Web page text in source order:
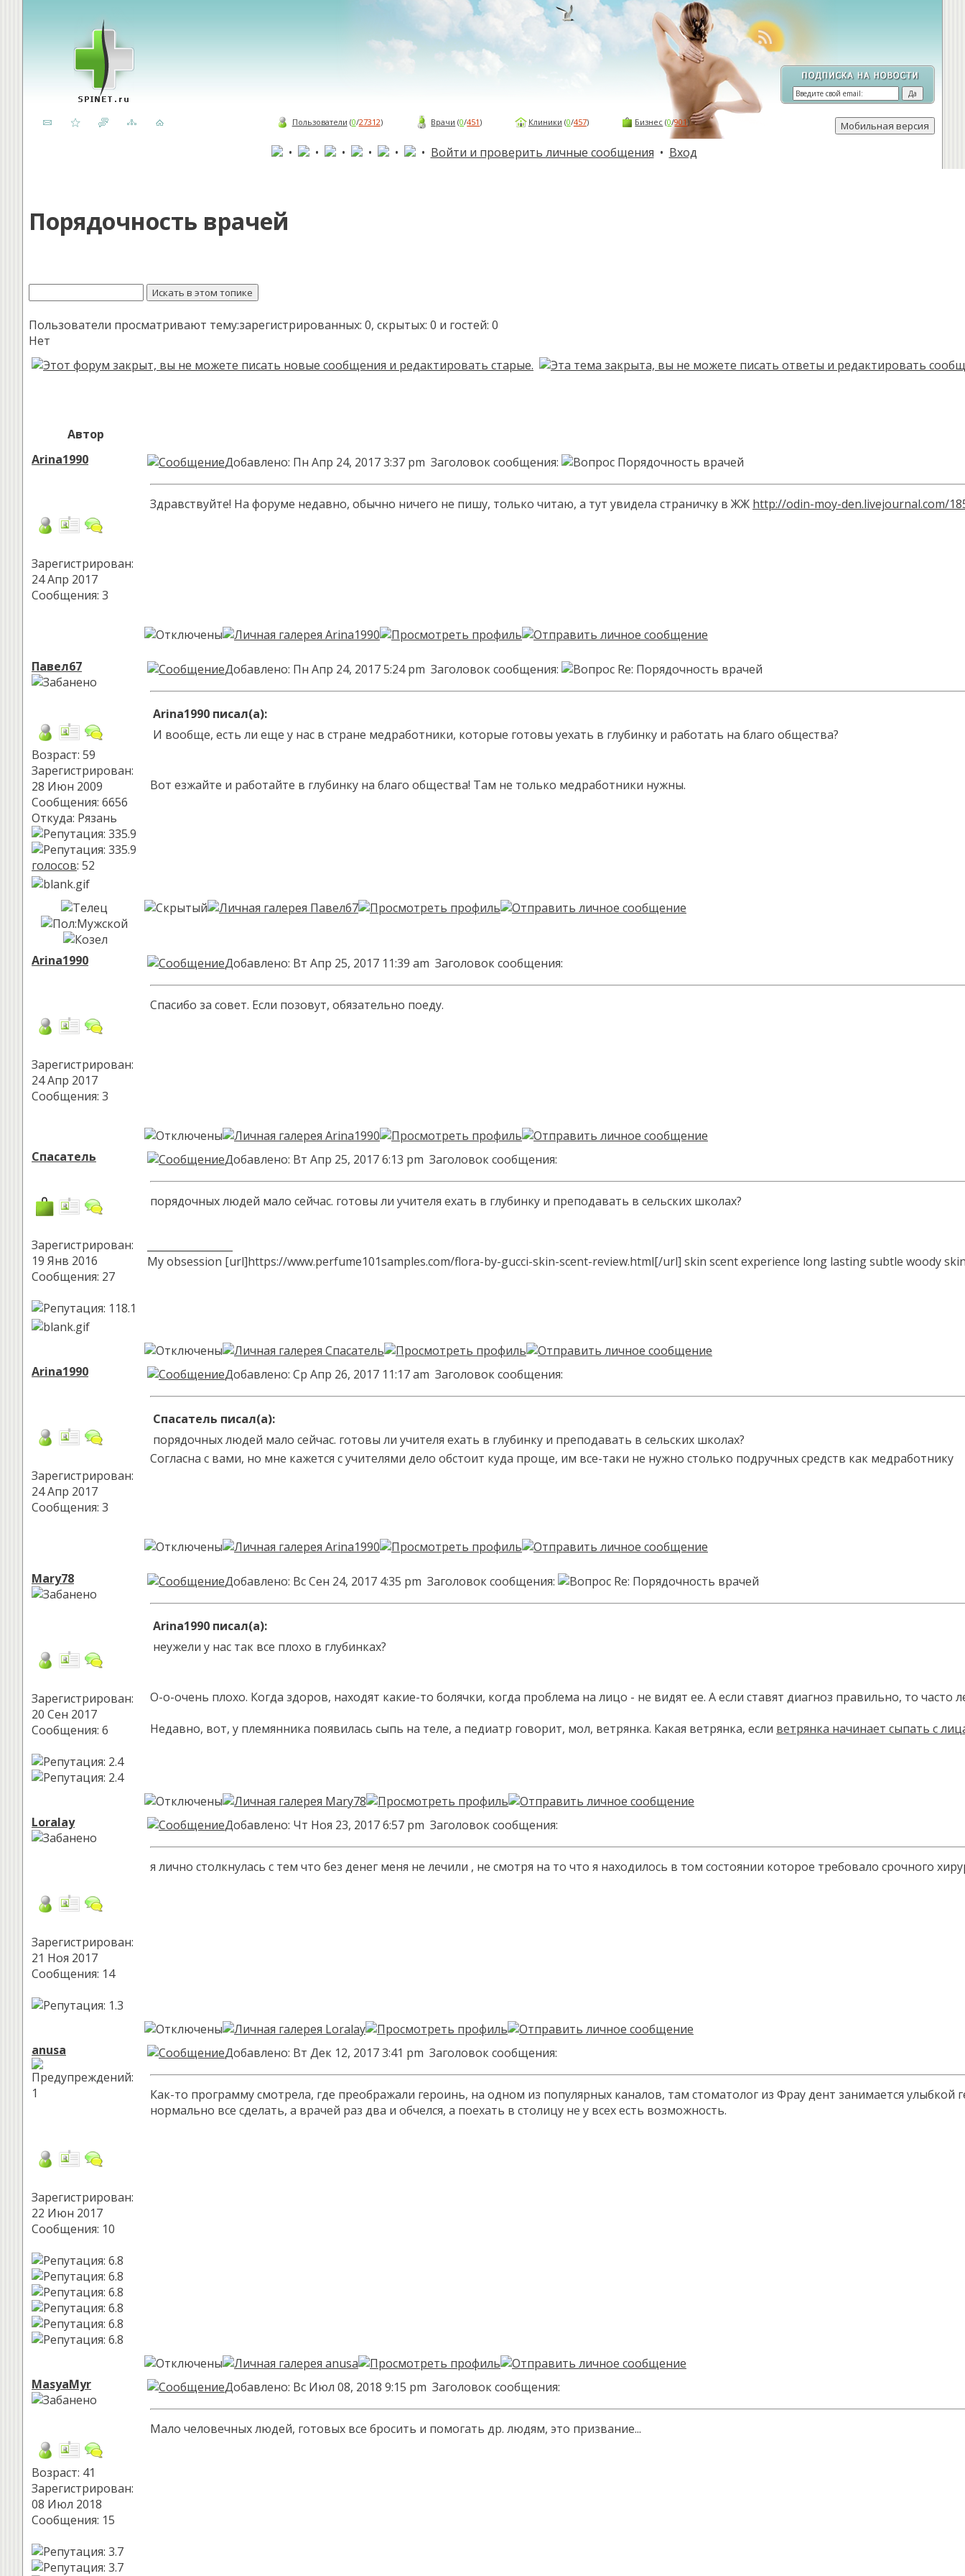
Пользователи (0/27312) Врачи (0/451) Клиники (0/457) Бизнес (0/901)
• • • • • • Войти и проверить личные сообщения • Вход
Порядочность врачей
Пользователи просматривают тему:зарегистрированных: 0, скрытых: 0 и гостей: 0
Нет
Автор
Arina1990
Зарегистрирован:
24 Апр 2017
Сообщения: 3
Добавлено: Пн Апр 24, 2017 3:37 pm Заголовок сообщения: Порядочность врачей
Здравствуйте! На форуме недавно, обычно ничего не пишу, только читаю, а тут увидела страничку в ЖЖ http://odin-moy-den.livejournal.com/
Павел67
Возраст: 59
Зарегистрирован:
28 Июн 2009
Сообщения: 6656
Откуда: Рязань
голосов: 52
Добавлено: Пн Апр 24, 2017 5:24 pm Заголовок сообщения: Re: Порядочность врачей
Arina1990 писал(а):
И вообще, есть ли еще у нас в стране медработники, которые готовы уехать в глубинку и работать на благо общества?
Вот езжайте и работайте в глубинку на благо общества! Там не только медработники нужны.
Arina1990
Зарегистрирован:
24 Апр 2017
Сообщения: 3
Добавлено: Вт Апр 25, 2017 11:39 am Заголовок сообщения:
Спасибо за совет. Если позовут, обязательно поеду.
Спасатель
Зарегистрирован:
19 Янв 2016
Сообщения: 27
Добавлено: Вт Апр 25, 2017 6:13 pm Заголовок сообщения:
порядочных людей мало сейчас. готовы ли учителя ехать в глубинку и преподавать в сельских школах?
My obsession [url]https://www.perfume101samples.com/flora-by-gucci-skin-scent-review.html[/url] skin scent experience long lasting subtle woody
Arina1990
Зарегистрирован:
24 Апр 2017
Сообщения: 3
Добавлено: Ср Апр 26, 2017 11:17 am Заголовок сообщения:
Спасатель писал(а):
порядочных людей мало сейчас. готовы ли учителя ехать в глубинку и преподавать в сельских школах?
Согласна с вами, но мне кажется с учителями дело обстоит куда проще, им все-таки не нужно столько подручных средств как медработнику
Mary78
Зарегистрирован:
20 Сен 2017
Сообщения: 6
Добавлено: Вс Сен 24, 2017 4:35 pm Заголовок сообщения: Re: Порядочность врачей
Arina1990 писал(а):
неужели у нас так все плохо в глубинках?
О-о-очень плохо. Когда здоров, находят какие-то болячки, когда проблема на лицо - не видят ее. А если ставят диагноз правильно, то
Недавно, вот, у племянника появилась сыпь на теле, а педиатр говорит, мол, ветрянка. Какая ветрянка, если ветрянка начинает сыпать с
Loralay
Зарегистрирован:
21 Ноя 2017
Сообщения: 14
Добавлено: Чт Ноя 23, 2017 6:57 pm Заголовок сообщения:
я лично столкнулась с тем что без денег меня не лечили , не смотря на то что я находилось в том состоянии которое требовало
anusa
Зарегистрирован:
22 Июн 2017
Сообщения: 10
Добавлено: Вт Дек 12, 2017 3:41 pm Заголовок сообщения:
Как-то программу смотрела, где преображали героинь, на одном из популярных каналов, там стоматолог из Фрау дент занимается
нормально все сделать, а врачей раз два и обчелся, а поехать в столицу не у всех есть возможность.
MasyaMyr
Возраст: 41
Зарегистрирован:
08 Июл 2018
Сообщения: 15
Добавлено: Вс Июл 08, 2018 9:15 pm Заголовок сообщения:
Мало человечных людей, готовых все бросить и помогать др. людям, это призвание...